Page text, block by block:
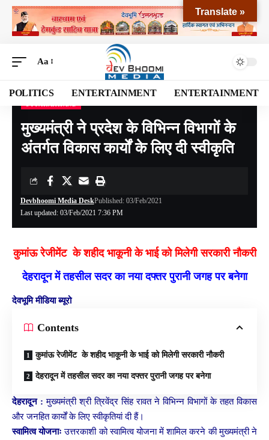
Aa
POLITICS ENTERTAINMENT ENTERTAINMENT
Devbhoomi Media >Blog>NATIONAL>UTTARAKHAND>मुख्यमंत्री ने प्रदेश के विभिन्न विभागों के अंतर्गत विकास कार्यों के लिए दी स्वीकृति
मुख्यमंत्री ने प्रदेश के विभिन्न विभागों के
अंतर्गत विकास कार्यों के लिए दी स्वीकृति
Last updated: 03/Feb/2021 7:36 PM
Devbhoomi Media DeskPublished: 03/Feb/2021
कुमांऊ रेजीमेंट के शहीद भाकूनी के भाई को मिलेगी सरकारी नौकरी
देहरादून में तहसील सदर का नया दफ्तर पुरानी जगह पर बनेगा
देवभूमि मीडिया ब्यूरो
Contents
कुमांऊ रेजीमेंट के शहीद भाकूनी के भाई को मिलेगी सरकारी नौकरी
देहरादून में तहसील सदर का नया दफ्तर पुरानी जगह पर बनेगा
देहरादून : मुख्यमंत्री श्री त्रिवेंद्र सिंह रावत ने विभिन्न विभागों के तहत विकास
और जनहित कार्यों के लिए स्वीकृतियां दी हैं।
स्वामित्व योजनाः उत्तरकाशी को स्वामित्व योजना में शामिल करने की मुख्यमंत्री ने
Translate »